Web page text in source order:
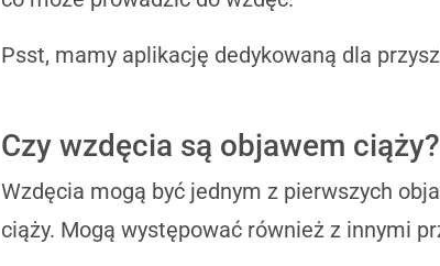
Psst, mamy aplikację dedykowaną dla
Czy wzdęcia są objawem ciąży?
Wzdęcia mogą być jednym z pierwszych
ciąży. Mogą występować również z innymi